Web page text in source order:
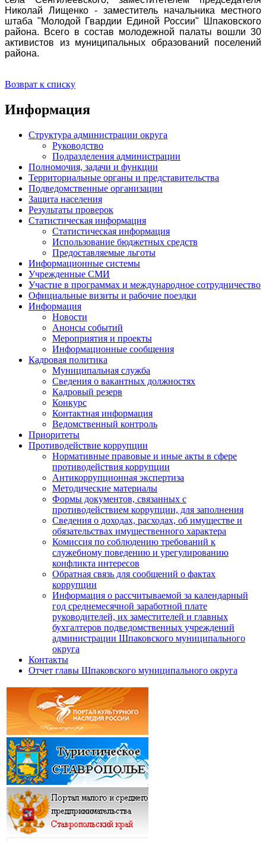
Николай Лищенко - заместитель начальника местного
штаба "Молодой Гвардии Единой России" Шпаковского
района. Всего в состав молодежной палаты вошли 30
активистов из муниципальных образований поселений
района.
Возврат к списку
Информация
Структура администрации округа
Руководство
Подразделения администрации
Полномочия, задачи и функции
Территориальные органы и представительства
Подведомственные организации
Защита населения
Результаты проверок
Статистическая информация
Статистическая информация
Использование бюджетных средств
Предоставляемые льготы
Информационные системы
Учрежденные СМИ
Участие в программах и международное сотрудничество
Официальные визиты и рабочие поездки
Информация
Новости
Анонсы событий
Мероприятия и проекты
Информационные сообщения
Кадровая политика
Муниципальная служба
Сведения о вакантных должностях
Кадровый резерв
Конкурс
Контактная информация
Ведомственный контроль
Приоритеты
Противодействие коррупции
Нормативные правовые и иные акты в сфере
противодействия коррупции
Антикоррупционная экспертиза
Методические материалы
Формы документов, связанных с
противодействием коррупции, для заполнения
Сведения о доходах, расходах, об имуществе и
обязательствах имущественного характера
Комиссия по соблюдению требований к
служебному поведению и урегулированию
конфликта интересов
Обратная связь для сообщений о фактах
коррупции
Информация о рассчитываемой за календарный
год среднемесячной заработной плате
руководителей, их заместителей и главных
бухгалтеров подведомственных учреждений
администрации Шпаковского муниципального
округа
Контакты
Отчет главы Шпаковского муниципального округа